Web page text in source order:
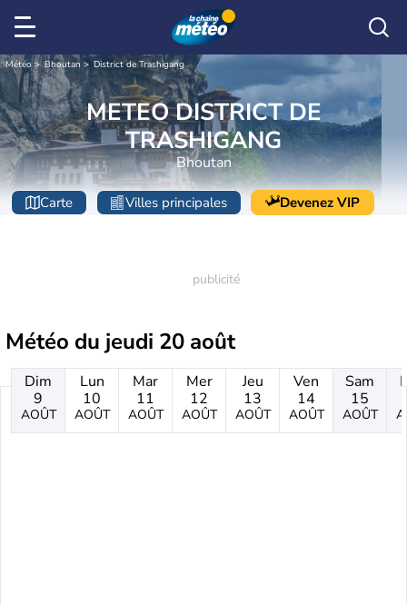
Météo Bhoutan District de Trashigang
METEO DISTRICT DE
TRASHIGANG
Bhoutan
Carte Villes principales Devenez VIP
Météo du jeudi 20 août
Dim
9
AOÛT
Lun
10
AOÛT
Mar
11
AOÛT
Mer
12
AOÛT
Jeu
13
AOÛT
Ven
14
AOÛT
Sam
15
AOÛT